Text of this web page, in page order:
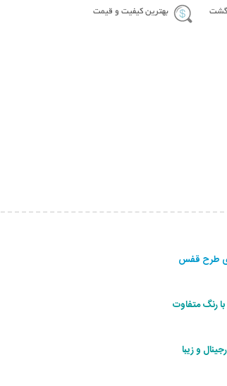
بهترین کیفیت و قیمت
طرح قفس
و زیبا